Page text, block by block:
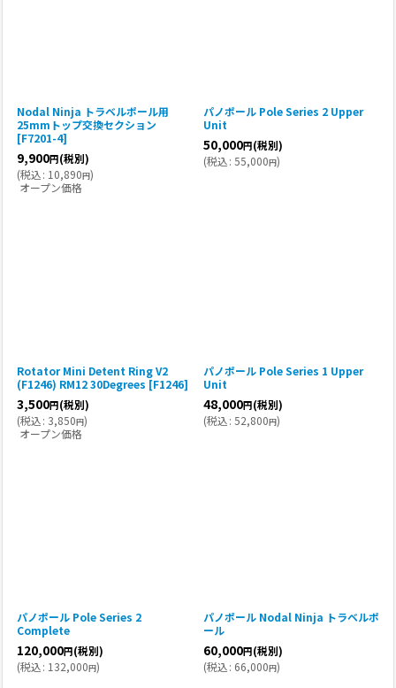
Nodal Ninja トラベルポール用
25mmトップ交換セクション
[F7201-4]
9,900円(税別)
(税込: 10,890円)
オープン価格
パノポール Pole Series 2 Upper
Unit
50,000円(税別)
(税込: 55,000円)
Rotator Mini Detent Ring V2
(F1246) RM12 30Degrees [F1246]
3,500円(税別)
(税込: 3,850円)
オープン価格
パノポール Pole Series 1 Upper
Unit
48,000円(税別)
(税込: 52,800円)
パノポール Pole Series 2
Complete
120,000円(税別)
(税込: 132,000円)
パノポール Nodal Ninja トラベルポ
ール
60,000円(税別)
(税込: 66,000円)